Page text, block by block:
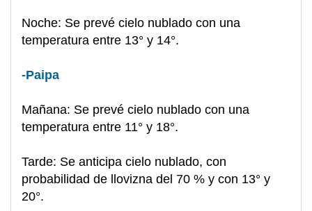
Noche: Se prevé cielo nublado con una
temperatura entre 13° y 14°.
-Paipa
Mañana: Se prevé cielo nublado con una
temperatura entre 11° y 18°.
Tarde: Se anticipa cielo nublado, con
probabilidad de llovizna del 70 % y con 13° y
20°.